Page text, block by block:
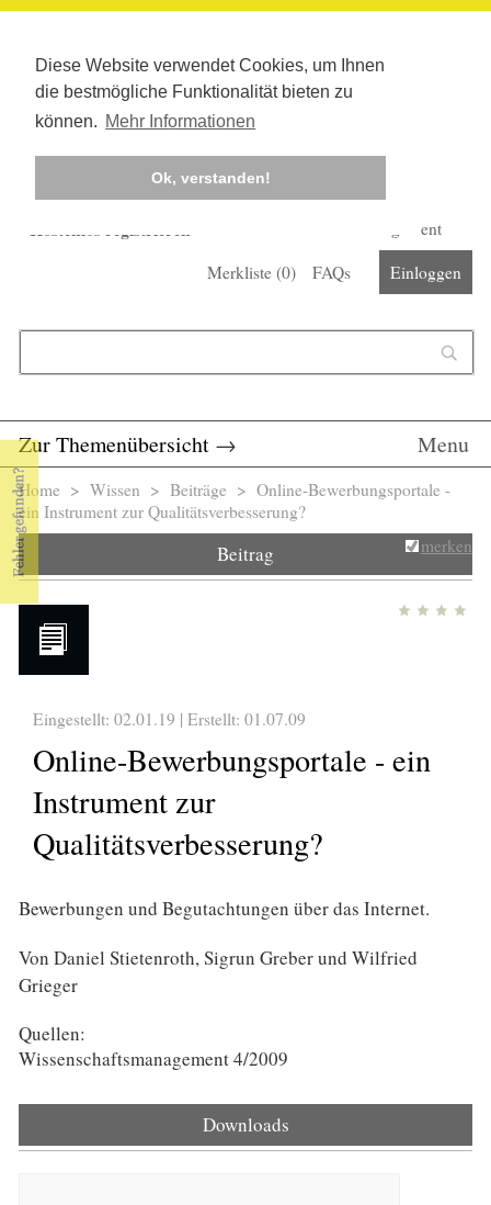
Diese Website verwendet Cookies, um Ihnen
die bestmögliche Funktionalität bieten zu
können. Mehr Informationen
Ok, verstanden!
Kostenlos registrieren
Corona-Management
Merkliste (0) FAQs Einloggen
Zur Themenübersicht → Menu
Sie sind hier
Home > Wissen > Beiträge > Online-Bewerbungsportale -
ein Instrument zur Qualitätsverbesserung?
Beitrag merken
Eingestellt: 02.01.19 | Erstellt: 01.07.09
Online-Bewerbungsportale - ein
Instrument zur
Qualitätsverbesserung?
Bewerbungen und Begutachtungen über das Internet.
Von Daniel Stietenroth, Sigrun Greber und Wilfried
Grieger
Quellen:
Wissenschaftsmanagement 4/2009
Downloads